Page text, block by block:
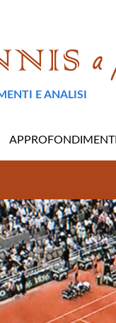
E ANALISI
APPROFONDIMENTI